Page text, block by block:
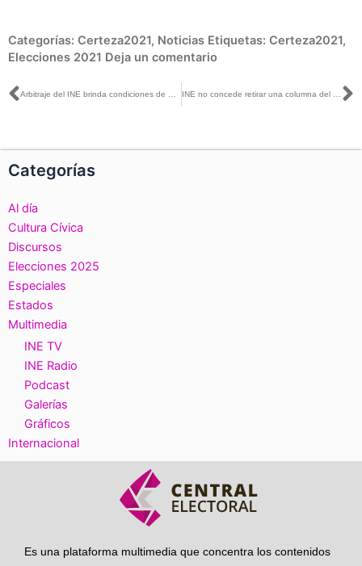
Categorías: Certeza2021, Noticias Etiquetas: Certeza2021,
Elecciones 2021 Deja un comentario
Ant
Categorías
Al día
Cultura Cívica
Discursos
Elecciones 2025
Especiales
Estados
Multimedia
INE TV
INE Radio
Podcast
Galerías
Gráficos
Internacional
Es una plataforma multimedia que concentra los contenidos